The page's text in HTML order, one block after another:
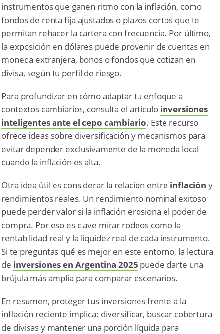
instrumentos que ganen ritmo con la inflación, como
fondos de renta fija ajustados o plazos cortos que te
permitan rehacer la cartera con frecuencia. Por último,
la exposición en dólares puede provenir de cuentas en
moneda extranjera, bonos o fondos que cotizan en
divisa, según tu perfil de riesgo.
Para profundizar en cómo adaptar tu enfoque a
contextos cambiarios, consulta el artículo inversiones
inteligentes ante el cepo cambiario. Este recurso
ofrece ideas sobre diversificación y mecanismos para
evitar depender exclusivamente de la moneda local
cuando la inflación es alta.
Otra idea útil es considerar la relación entre inflación y
rendimientos reales. Un rendimiento nominal exitoso
puede perder valor si la inflación erosiona el poder de
compra. Por eso es clave mirar rodeos como la
rentabilidad real y la liquidez real de cada instrumento.
Si te preguntas qué es mejor en este entorno, la lectura
de inversiones en Argentina 2025 puede darte una
brújula más amplia para comparar escenarios.
En resumen, proteger tus inversiones frente a la
inflación reciente implica: diversificar, buscar cobertura
de divisas y mantener una porción líquida para